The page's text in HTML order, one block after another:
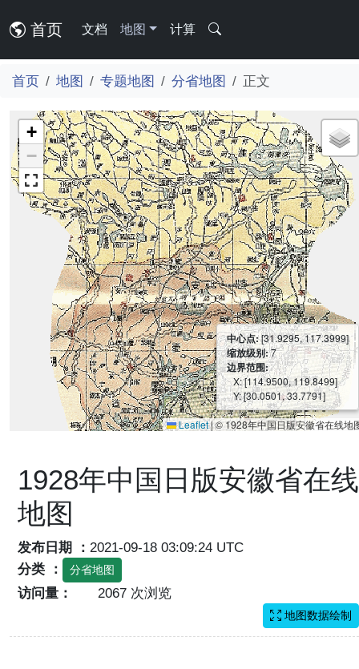
首页 文档 地图 计算
首页 地图 专题地图 分省地图 正文
+
−
中心点:[31.9295, 117.3999]
缩放级别:7
边界范围:
X: [114.9500, 119.8499]
Y: [30.0501, 33.7791]
Leaflet|© 1928年中国日版安徽省在线地
1928年中国日版安徽省在线
地图
发布日期 ： 2021-09-18 03:09:24 UTC
分类 ：
分省地图
访问量： 2067 次浏览
地图数据绘制